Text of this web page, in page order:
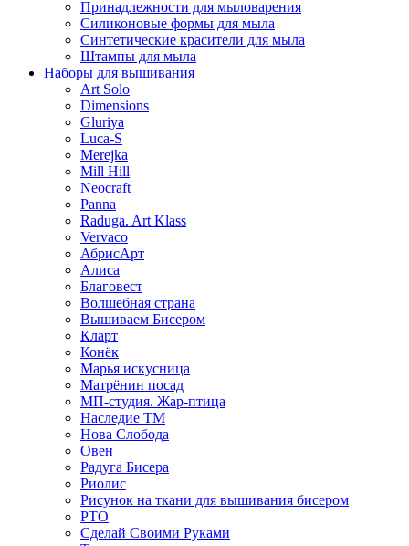
Принадлежности для мыловарения
Силиконовые формы для мыла
Синтетические красители для мыла
Штампы для мыла
Наборы для вышивания
Art Solo
Dimensions
Gluriya
Luca-S
Merejka
Mill Hill
Neocraft
Panna
Raduga. Art Klass
Vervaco
АбрисАрт
Алиса
Благовест
Волшебная страна
Вышиваем Бисером
Кларт
Конёк
Марья искусница
Матрёнин посад
МП-студия. Жар-птица
Наследие ТМ
Нова Слобода
Овен
Радуга Бисера
Риолис
Рисунок на ткани для вышивания бисером
РТО
Сделай Своими Руками